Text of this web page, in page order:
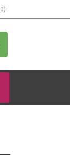
0)